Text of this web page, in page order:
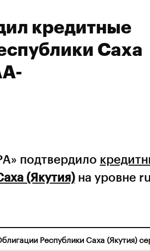
кредитные
Саха
подтвердило
(Якутия) на уровне
Республики Саха (Якутия)